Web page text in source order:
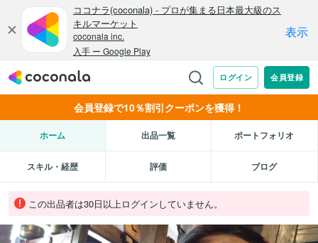
会員登録で10％割引クーポンを獲得！
ホーム 出品一覧 ポートフォリオ
スキル・経歴 評価 ブログ
この出品者は30日以上ログインしていません。